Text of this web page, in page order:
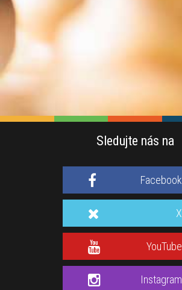
Sledujte nás na
Facebook
X
YouTube
Instagram